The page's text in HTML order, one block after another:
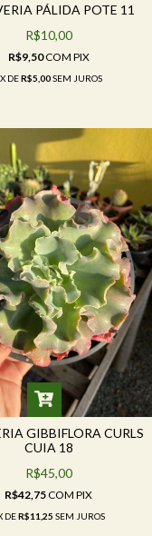
PÁLIDA POTE 11
R$10,00
R$9,50COM PIX
X DER$5,00SEM JUROS
GIBBIFLORA CURLS
CUIA 18
R$45,00
R$42,75COM PIX
DER$11,25 SEM JUROS